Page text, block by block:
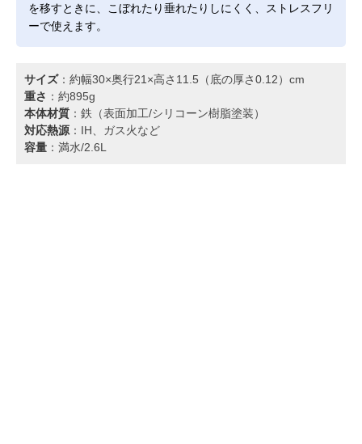
を移すときに、こぼれたり垂れたりしにくく、ストレスフリ
ーで使えます。
サイズ：約幅30×奥行21×高さ11.5（底の厚さ0.12）cm
重さ ：約895g
本体材質 ：鉄（表面加工/シリコーン樹脂塗装）
対応熱源 ：IH、ガス火など
容量 ：満水/2.6L